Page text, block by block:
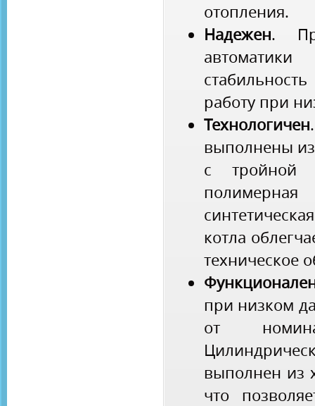
отопления.
Надежен.
работу при
Технологичен
выполнены
с тройной
котла
техническое
при низком
от
выполнен из
что